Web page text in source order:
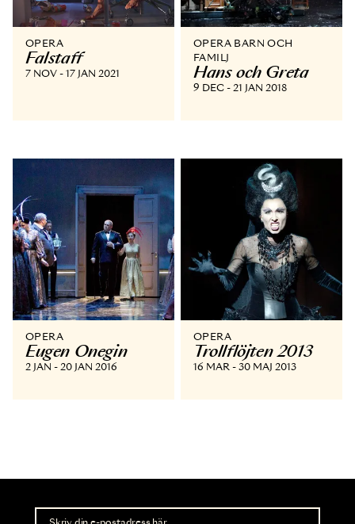
OPERA
Falstaff
7 NOV - 17 JAN 2021
OPERA BARN OCH
FAMILJ
Hans och Greta
9 DEC - 21 JAN 2018
OPERA
Eugen Onegin
2 JAN - 20 JAN 2016
OPERA
Trollflöjten 2013
16 MAR - 30 MAJ 2013
Nyhetsbrev
Ta del av förhandsinformation och biljettsläpp.